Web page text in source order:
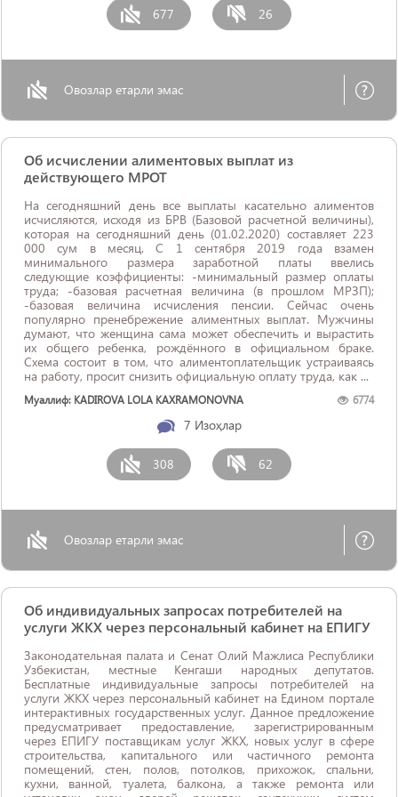
677 26
Овозлар етарли эмас
Об исчислении алиментовых выплат из
действующего МРОТ
На сегодняшний день все выплаты касательно алиментов
исчисляются, исходя из БРВ (Базовой расчетной величины),
которая на сегодняшний день (01.02.2020) составляет 223
000 сум в месяц. С 1 сентября 2019 года взамен
минимального размера заработной платы ввелись
следующие коэффициенты: -минимальный размер оплаты
труда; -базовая расчетная величина (в прошлом МРЗП);
-базовая величина исчисления пенсии. Сейчас очень
популярно пренебрежение алиментных выплат. Мужчины
думают, что женщина сама может обеспечить и вырастить
их общего ребенка, рождённого в официальном браке.
Схема состоит в том, что алиментоплательщик устраиваясь
на работу, просит снизить официальную оплату труда, как ...
Муаллиф: KADIROVA LOLA KAXRAMONOVNA 6774
7 Изоҳлар
308 62
Овозлар етарли эмас
Об индивидуальных запросах потребителей на
услуги ЖКХ через персональный кабинет на ЕПИГУ
Законодательная палата и Сенат Олий Мажлиса Республики
Узбекистан, местные Кенгаши народных депутатов.
Бесплатные индивидуальные запросы потребителей на
услуги ЖКХ через персональный кабинет на Едином портале
интерактивных государственных услуг. Данное предложение
предусматривает предоставление, зарегистрированным
через ЕПИГУ поставщикам услуг ЖКХ, новых услуг в сфере
строительства, капитального или частичного ремонта
помещений, стен, полов, потолков, прихожок, спальни,
кухни, ванной, туалета, балкона, а также ремонта или